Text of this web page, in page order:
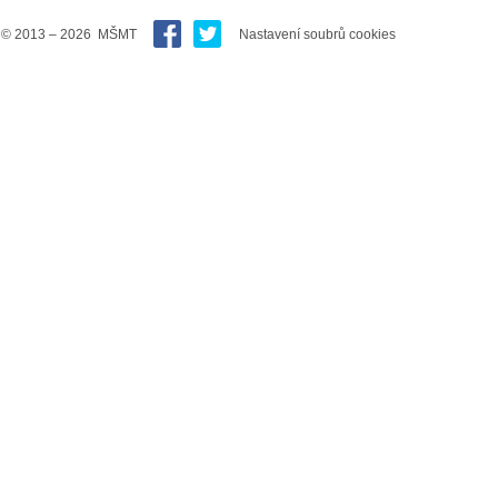
© 2013 – 2026 MŠMT Nastavení soubrů cookies